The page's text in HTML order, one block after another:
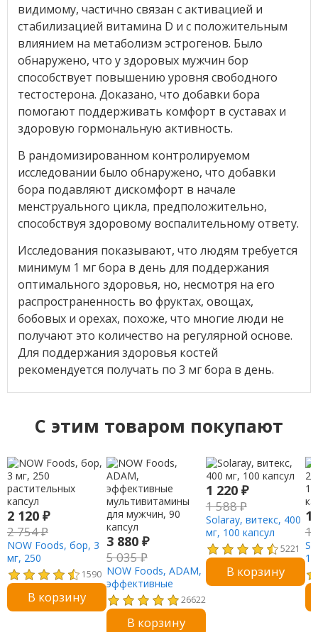
видимому, частично связан с активацией и
стабилизацией витамина D и с положительным
влиянием на метаболизм эстрогенов. Было
обнаружено, что у здоровых мужчин бор
способствует повышению уровня свободного
тестостерона. Доказано, что добавки бора
помогают поддерживать комфорт в суставах и
здоровую гормональную активность.
В рандомизированном контролируемом
исследовании было обнаружено, что добавки
бора подавляют дискомфорт в начале
менструального цикла, предположительно,
способствуя здоровому воспалительному ответу.
Исследования показывают, что людям требуется
минимум 1 мг бора в день для поддержания
оптимального здоровья, но, несмотря на его
распространенность во фруктах, овощах,
бобовых и орехах, похоже, что многие люди не
получают это количество на регулярной основе.
Для поддержания здоровья костей
рекомендуется получать по 3 мг бора в день.
C этим товаром покупают
2 120 ₽
2 754₽
NOW Foods, бор, 3
мг, 250
растительных
капсул
1590
В корзину
3 880 ₽
5 035₽
NOW Foods, ADAM,
эффективные
мультивитамины
для мужчин, 90
капсул
26622
В корзину
1 220 ₽
1 588₽
Solaray, витекс, 400
мг, 100 капсул
5221
В корзину
1
1